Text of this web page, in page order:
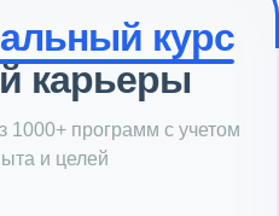
курс
карьеры
1000+ программ с учетом
и целей